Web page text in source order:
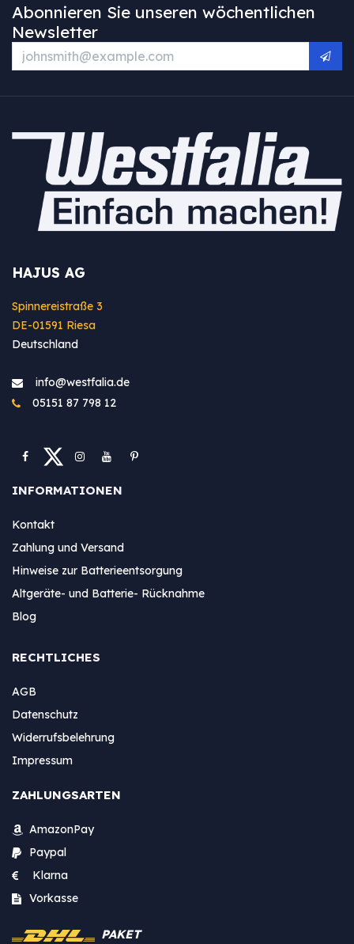
Abonnieren Sie unseren wöchentlichen
Newsletter
HAJUS AG
Spinnereistraße 3
DE-01591 Riesa
Deutschland
info@westfa​lia.de
05151 87 798 12
INFORMATIONEN
Kontakt
Zahlung und Versand
Hinweise zur Batterieentsorgung
Altgeräte- und Batterie- Rücknahme
Blog
RECHTLICHES
AGB
Datenschutz
Widerrufsbelehrung
Impressum
ZAHLUNGSARTEN
AmazonPay
Paypal
Klarna
Vorkasse
PAKET